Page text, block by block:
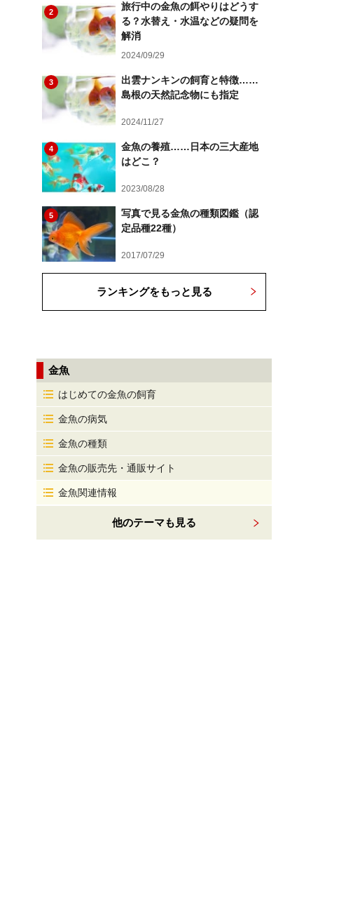
2
旅行中の金魚の餌やりはどうす
る？水替え・水温などの疑問を
解消
2024/09/29
3
出雲ナンキンの飼育と特徴……
島根の天然記念物にも指定
2024/11/27
4
金魚の養殖……日本の三大産地
はどこ？
2023/08/28
5
写真で見る金魚の種類図鑑（認
定品種22種）
2017/07/29
ランキングをもっと見る
金魚
はじめての金魚の飼育
金魚の病気
金魚の種類
金魚の販売先・通販サイト
金魚関連情報
他のテーマも見る